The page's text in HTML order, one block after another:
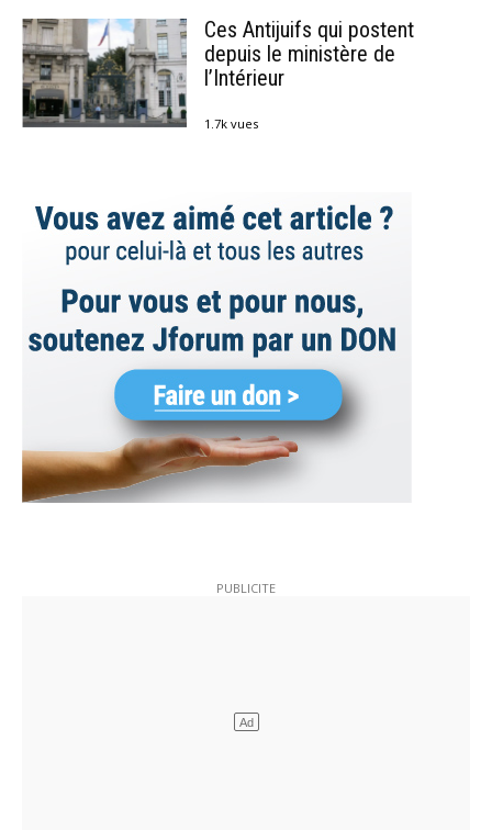
Ces Antijuifs qui postent
depuis le ministère de
l’Intérieur
1.7k vues